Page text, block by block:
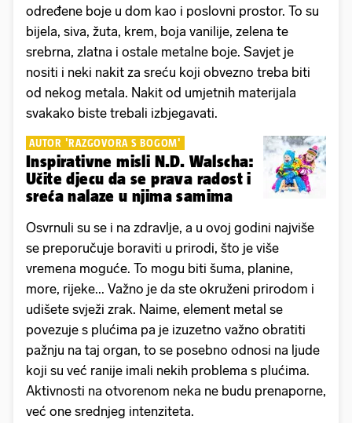
određene boje u dom kao i poslovni prostor. To su
bijela, siva, žuta, krem, boja vanilije, zelena te
srebrna, zlatna i ostale metalne boje. Savjet je
nositi i neki nakit za sreću koji obvezno treba biti
od nekog metala. Nakit od umjetnih materijala
svakako biste trebali izbjegavati.
AUTOR 'RAZGOVORA S BOGOM'
Inspirativne misli N.D. Walscha:
Učite djecu da se prava radost i
sreća nalaze u njima samima
Osvrnuli su se i na zdravlje, a u ovoj godini najviše
se preporučuje boraviti u prirodi, što je više
vremena moguće. To mogu biti šuma, planine,
more, rijeke... Važno je da ste okruženi prirodom i
udišete svježi zrak. Naime, element metal se
povezuje s plućima pa je izuzetno važno obratiti
pažnju na taj organ, to se posebno odnosi na ljude
koji su već ranije imali nekih problema s plućima.
Aktivnosti na otvorenom neka ne budu prenaporne,
već one srednjeg intenziteta.